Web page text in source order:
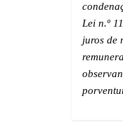
Lei n.º
juros de